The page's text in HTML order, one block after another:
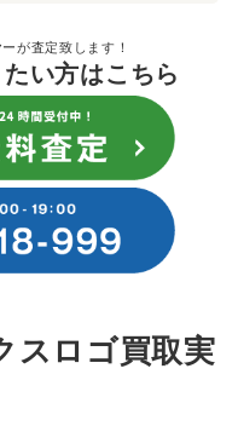
が査定致します！
い方はこちら
スロゴ買取実